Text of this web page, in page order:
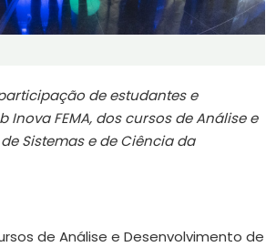
de estudantes e
Inova FEMA, dos cursos de Análise e
Sistemas e de Ciência da
de Análise e Desenvolvimento de